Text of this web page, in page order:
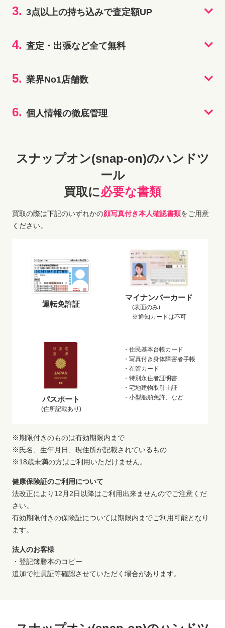
3. 3点以上の持ち込みで査定額UP
4. 査定・出張など全て無料
5. 業界No1店舗数
6. 個人情報の徹底管理
スナップオン(snap-on)のハンドツ
ール
買取に必要な書類
買取の際は下記のいずれかの顔写真付き本人確認書類をご用意
ください。
運転免許証
マイナンバーカード
(表面のみ)
※通知カードは不可
パスポート
(住所記載あり)
・住民基本台帳カード
・写真付き身体障害者手帳
・在留カード
・特別永住者証明書
・宅地建物取引士証
・小型船舶免許、など
※期限付きのものは有効期限内まで
※氏名、生年月日、現住所が記載されているもの
※18歳未満の方はご利用いただけません。
健康保険証のご利用について
法改正により12月2日以降はご利用出来ませんのでご注意くだ
さい。
有効期限付きの保険証については期限内までご利用可能となり
ます。
法人のお客様
・登記簿謄本のコピー
追加で社員証等確認させていただく場合があります。